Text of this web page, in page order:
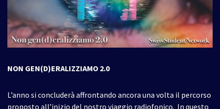
NON GEN(D)ERALIZZIAMO 2.0
L’anno si concluderà affrontando ancora una volta il percorso
proposto all’inizio del nostro viaggio radiofonico. In questo